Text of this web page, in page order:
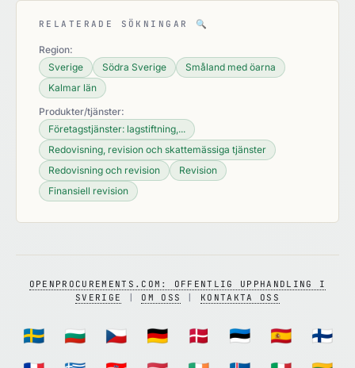
RELATERADE SÖKNINGAR 🔍
Region:
Sverige
Södra Sverige
Småland med öarna
Kalmar län
Produkter/tjänster:
Företagstjänster: lagstiftning,...
Redovisning, revision och skattemässiga tjänster
Redovisning och revision
Revision
Finansiell revision
OPENPROCUREMENTS.COM: OFFENTLIG UPPHANDLING I
SVERIGE
OM OSS KONTAKTA OSS
🇸🇪 🇧🇬 🇨🇿 🇩🇪 🇩🇰 🇪🇪 🇪🇸
🇫🇮